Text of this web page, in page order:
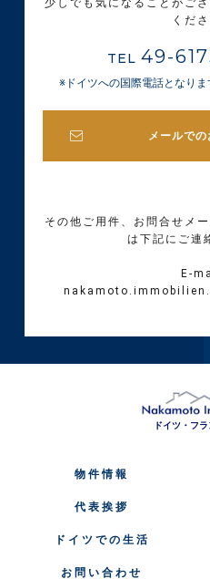
くださ
TEL 49-
※ドイツへの国際電話となりま
メールで
その他ご用件、お問合せメ
は下記にご連
E-
ドイツ・フ
物件情報
代表挨拶
ドイツでの生活
お問い合わせ